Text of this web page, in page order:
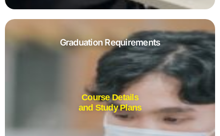
Graduation Requirements
Course Details
and Study Plans